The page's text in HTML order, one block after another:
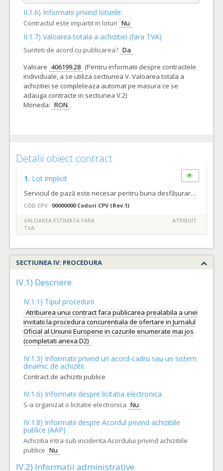
II.1.6) Informatii privind loturile:
Contractul este impartit in loturi Nu
II.1.7) Valoarea totala a achizitiei (fara TVA)
Sunteti de acord cu publicarea? Da
Valoare 406199.28 (Pentru informatii despre contractele
individuale, a se utiliza sectiunea V. Valoarea totala a
achizitiei se completeaza automat pe masura ce se
adauga contracte in sectiunea V.2)
Moneda: RON .
Detalii obiect contract
1. Lot implicit
Serviciul de pază este necesar pentru buna desfășurare a activității S.C. COMPANIA DE APĂ ORADEA S.A. și impus prin legea 333/2003 actualizată privind paza obiectivelor, bunurilor, valorilor și protecția persoanelor Art. 2. Alin (1)
COD CPV: 00000000 Coduri CPV (Rev.1)
VALOAREA ESTIMATA FARA
TVA:
ATRIBUIT
SECTIUNEA IV: PROCEDURA
IV.1) Descriere
IV.1.1) Tipul procedurii
Atribuirea unui contract fara publicarea prealabila a unei
invitatii la procedura concurentiala de ofertare in Jurnalul
Oficial al Uniunii Europene in cazurile enumerate mai jos
(completati anexa D2)
IV.1.3) Informatii privind un acord-cadru sau un sistem
dinamic de achizitii:
Contract de achizitii publice
IV.1.6) Informatii despre licitatia electronica
S-a organizat o licitatie electronica Nu
IV.1.8) Informatii despre Acordul privind achizitiile
publice (AAP)
Achizitia intra sub incidenta Acordului privind achizitiile
publice Nu
IV.2) Informatii administrative